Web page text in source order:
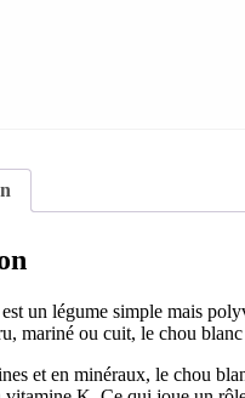
est un légume simple mais
mariné ou cuit, le chou
et en minéraux, le chou